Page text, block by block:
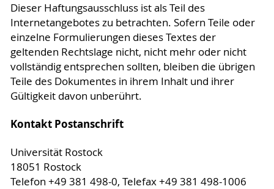
Dieser Haftungsausschluss ist als Teil des
Internetangebotes zu betrachten. Sofern Teile oder
einzelne Formulierungen dieses Textes der
geltenden Rechtslage nicht, nicht mehr oder nicht
vollständig entsprechen sollten, bleiben die übrigen
Teile des Dokumentes in ihrem Inhalt und ihrer
Gültigkeit davon unberührt.
Kontakt Postanschrift
Universität Rostock
18051 Rostock
Telefon +49 381 498-0, Telefax +49 381 498-1006